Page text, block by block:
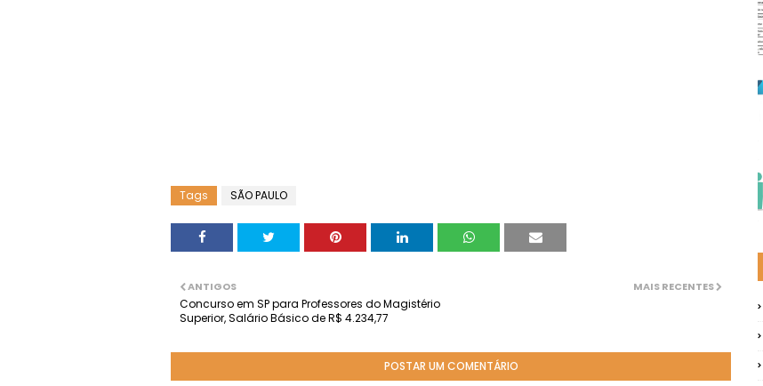
Tags SÃO PAULO
MAIS RECENTES
ANTIGOS
Concurso em SP para Professores do Magistério
Superior, Salário Básico de R$ 4.234,77
POSTAR UM COMENTÁRIO